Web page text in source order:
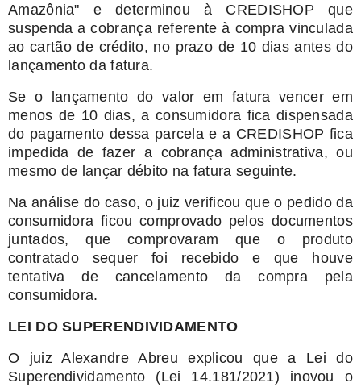
Amazônia" e determinou à CREDISHOP que
suspenda a cobrança referente à compra vinculada
ao cartão de crédito, no prazo de 10 dias antes do
lançamento da fatura.
Se o lançamento do valor em fatura vencer em
menos de 10 dias, a consumidora fica dispensada
do pagamento dessa parcela e a CREDISHOP fica
impedida de fazer a cobrança administrativa, ou
mesmo de lançar débito na fatura seguinte.
Na análise do caso, o juiz verificou que o pedido da
consumidora ficou comprovado pelos documentos
juntados, que comprovaram que o produto
contratado sequer foi recebido e que houve
tentativa de cancelamento da compra pela
consumidora.
LEI DO SUPERENDIVIDAMENTO
O juiz Alexandre Abreu explicou que a Lei do
Superendividamento (Lei 14.181/2021) inovou o